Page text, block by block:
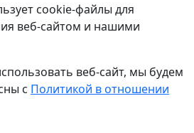
cookie-файлы для
веб-сайтом и нашими
веб-сайт, мы будем
с Политикой в отношении